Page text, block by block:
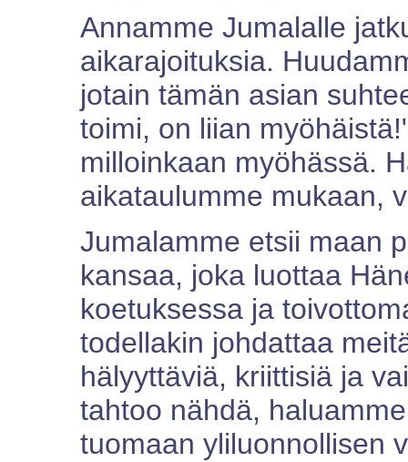
Annamme Jumalalle
aikarajoituksia.
jotain tämän asian
toimi, on liian
milloinkaan myöhässä.
aikataulumme mukaan,
Jumalamme etsii maan
kansaa, joka luottaa
koetuksessa ja
todellakin johdattaa
hälyyttäviä, kriittisiä ja
tahtoo nähdä,
tuomaan yliluonnollisen